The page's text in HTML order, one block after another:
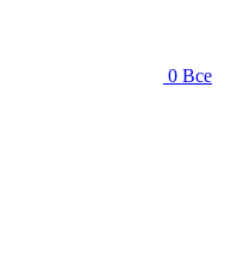
0 Все